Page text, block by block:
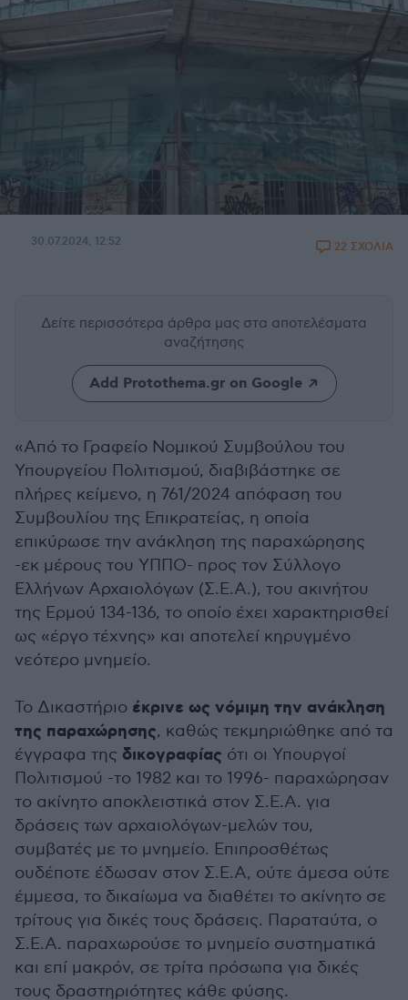
30.07.2024, 12:52 22 ΣΧΟΛΙΑ
Δείτε περισσότερα άρθρα μας στα αποτελέσματα
αναζήτησης
Add Protothema.gr on Google
«Από το Γραφείο Νομικού Συμβούλου του
Υπουργείου Πολιτισμού, διαβιβάστηκε σε
πλήρες κείμενο, η 761/2024 απόφαση του
Συμβουλίου της Επικρατείας, η οποία
επικύρωσε την ανάκληση της παραχώρησης
-εκ μέρους του ΥΠΠΟ- προς τον Σύλλογο
Ελλήνων Αρχαιολόγων (Σ.Ε.Α.), του ακινήτου
της Ερμού 134-136, το οποίο έχει χαρακτηρισθεί
ως «έργο τέχνης» και αποτελεί κηρυγμένο
νεότερο μνημείο.
Το Δικαστήριο έκρινε ως νόμιμη την ανάκληση
της παραχώρησης, καθώς τεκμηριώθηκε από τα
έγγραφα της δικογραφίας ότι οι Υπουργοί
Πολιτισμού -το 1982 και το 1996- παραχώρησαν
το ακίνητο αποκλειστικά στον Σ.Ε.Α. για
δράσεις των αρχαιολόγων-μελών του,
συμβατές με το μνημείο. Επιπροσθέτως
ουδέποτε έδωσαν στον Σ.Ε.Α, ούτε άμεσα ούτε
έμμεσα, το δικαίωμα να διαθέτει το ακίνητο σε
τρίτους για δικές τους δράσεις. Παραταύτα, ο
Σ.Ε.Α. παραχωρούσε το μνημείο συστηματικά
και επί μακρόν, σε τρίτα πρόσωπα για δικές
τους δραστηριότητες κάθε φύσης.